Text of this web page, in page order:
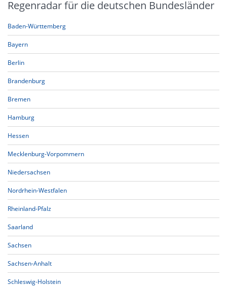
Regenradar für die deutschen Bundesländer
Baden-Württemberg
Bayern
Berlin
Brandenburg
Bremen
Hamburg
Hessen
Mecklenburg-Vorpommern
Niedersachsen
Nordrhein-Westfalen
Rheinland-Pfalz
Saarland
Sachsen
Sachsen-Anhalt
Schleswig-Holstein